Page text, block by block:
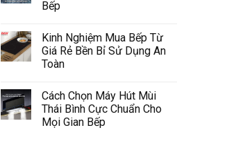
Bếp
Kinh Nghiệm Mua Bếp Từ
Giá Rẻ Bền Bỉ Sử Dụng An
Toàn
Cách Chọn Máy Hút Mùi
Thái Bình Cực Chuẩn Cho
Mọi Gian Bếp